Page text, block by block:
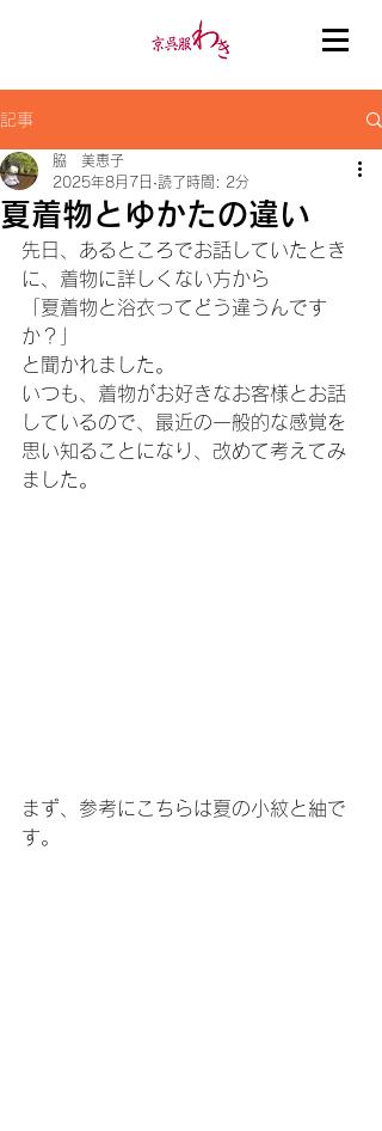
記事
夏着物とゆかたの違い
脇 美恵子
2025年8月7日 読了時間: 2分
先日、あるところでお話していたとき
に、着物に詳しくない方から
「夏着物と浴衣ってどう違うんです
か？」
と聞かれました。
いつも、着物がお好きなお客様とお話
しているので、最近の一般的な感覚を
思い知ることになり、改めて考えてみ
ました。
まず、参考にこちらは夏の小紋と紬で
す。